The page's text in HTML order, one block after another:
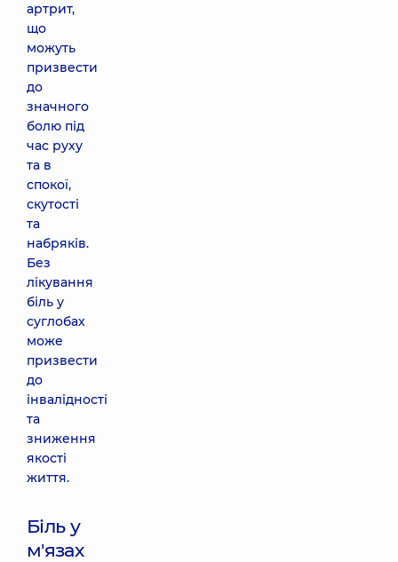
артрит,
що
можуть
призвести
до
значного
болю під
час руху
та в
спокої,
скутості
та
набряків.
Без
лікування
біль у
суглобах
може
призвести
до
інвалідності
та
зниження
якості
життя.
Біль у
м'язах